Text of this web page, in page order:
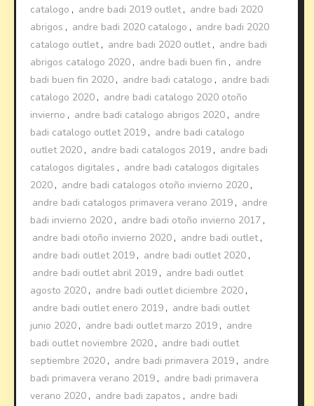
catalogo , andre badi 2019 outlet, andre badi 2020
abrigos , andre badi 2020 catalogo , andre badi 2020
catalogo outlet, andre badi 2020 outlet, andre badi
abrigos catalogo 2020 , andre badi buen fin , andre
badi buen fin 2020 , andre badi catalogo , andre badi
catalogo 2020 , andre badi catalogo 2020 otoño
invierno , andre badi catalogo abrigos 2020 , andre
badi catalogo outlet 2019 , andre badi catalogo
outlet 2020 , andre badi catalogos 2019 , andre badi
catalogos digitales , andre badi catalogos digitales
2020 , andre badi catalogos otoño invierno 2020 ,
andre badi catalogos primavera verano 2019 , andre
badi invierno 2020 , andre badi otoño invierno 2017 ,
andre badi otoño invierno 2020 , andre badi outlet,
andre badi outlet 2019 , andre badi outlet 2020 ,
andre badi outlet abril 2019 , andre badi outlet
agosto 2020 , andre badi outlet diciembre 2020 ,
andre badi outlet enero 2019 , andre badi outlet
junio 2020 , andre badi outlet marzo 2019 , andre
badi outlet noviembre 2020 , andre badi outlet
septiembre 2020 , andre badi primavera 2019 , andre
badi primavera verano 2019 , andre badi primavera
verano 2020 , andre badi zapatos , andre badi